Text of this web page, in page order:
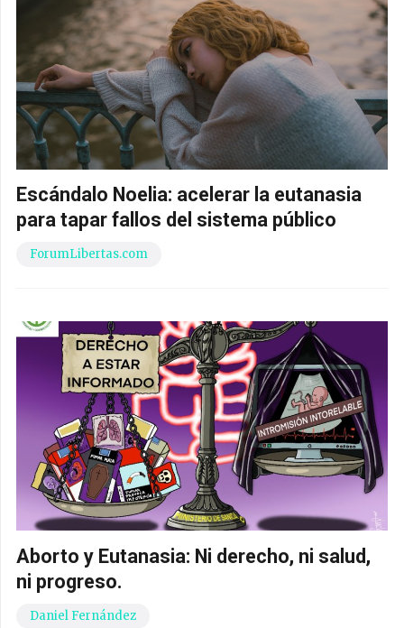
Escándalo Noelia: acelerar la eutanasia
para tapar fallos del sistema público
ForumLibertas.com
Aborto y Eutanasia: Ni derecho, ni salud,
ni progreso.
Daniel Fernández